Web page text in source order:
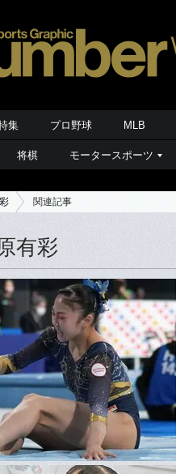
集 プロ野球 MLB
将棋 モータースポーツ
関連記事
有彩